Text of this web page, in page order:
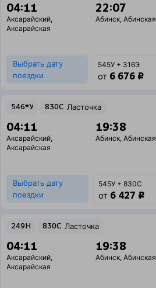
04:11
Аксарайский,
Аксарайская
22:07
Абинск, Абинская
Выбрать дату
поездки
545У + 316Э
от 6 676 ₽
546*У 830С Ласточка
04:11
Аксарайский,
Аксарайская
19:38
Абинск, Абинская
Выбрать дату
поездки
545У + 830С
от 6 427 ₽
249Н 830С Ласточка
04:11
Аксарайский,
Аксарайская
19:38
Абинск, Абинская